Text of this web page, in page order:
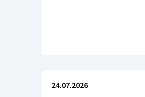
24.07.2026